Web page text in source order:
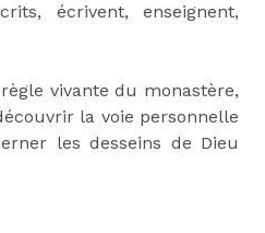
écrivent, enseignent,
vivante du monastère,
la voie personnelle
les desseins de Dieu